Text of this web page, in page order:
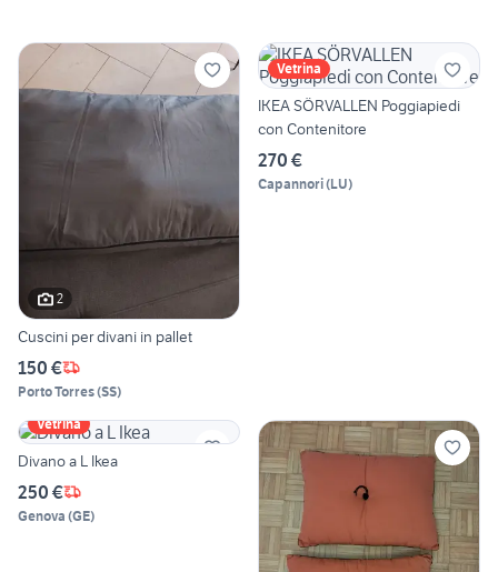
2
Cuscini per divani in pallet
150 €
Porto Torres(SS)
Vetrina
IKEA SÖRVALLEN Poggiapiedi
con Contenitore
270 €
Capannori(LU)
Vetrina
Divano a L Ikea
250 €
Genova (GE)